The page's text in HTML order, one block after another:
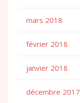
mars 2018
février 2018
janvier 2018
décembre 2017